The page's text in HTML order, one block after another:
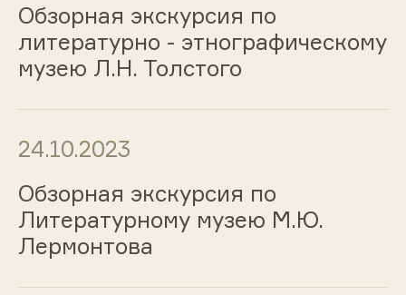
Обзорная экскурсия по
литературно - этнографическому
музею Л.Н. Толстого
24.10.2023
Обзорная экскурсия по
Литературному музею М.Ю.
Лермонтова